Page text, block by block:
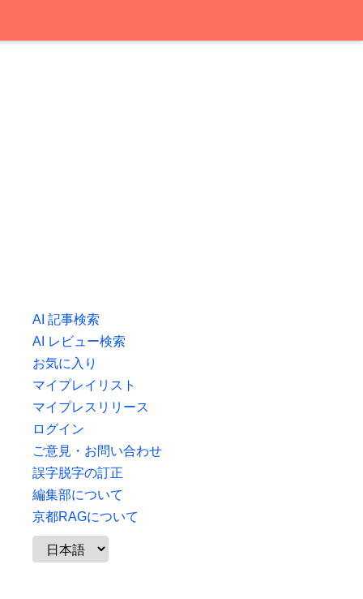
AI 記事検索
AI レビュー検索
お気に入り
マイプレイリスト
マイプレスリリース
ログイン
ご意見・お問い合わせ
誤字脱字の訂正
編集部について
京都RAGについて